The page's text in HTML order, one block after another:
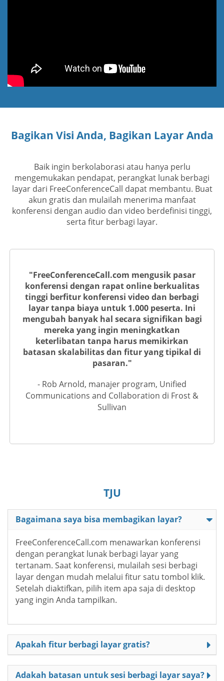
Bagikan Visi Anda, Bagikan Layar Anda
Baik ingin berkolaborasi atau hanya perlu
mengemukakan pendapat, perangkat lunak berbagi
layar dari FreeConferenceCall dapat membantu. Buat
akun gratis dan mulailah menerima manfaat
konferensi dengan audio dan video berdefinisi tinggi,
serta fitur berbagi layar.
"FreeConferenceCall.com mengusik pasar
konferensi dengan rapat online berkualitas
tinggi berfitur konferensi video dan berbagi
layar tanpa biaya untuk 1.000 peserta. Ini
mengubah banyak hal secara signifikan bagi
mereka yang ingin meningkatkan
keterlibatan tanpa harus memikirkan
batasan skalabilitas dan fitur yang tipikal di
pasaran."
- Rob Arnold, manajer program, Unified
Communications and Collaboration di Frost &
Sullivan
TJU
Bagaimana saya bisa membagikan layar?
FreeConferenceCall.com menawarkan konferensi
dengan perangkat lunak berbagi layar yang
tertanam. Saat konferensi, mulailah sesi berbagi
layar dengan mudah melalui fitur satu tombol klik.
Setelah diaktifkan, pilih item apa saja di desktop
yang ingin Anda tampilkan.
Apakah fitur berbagi layar gratis?
Adakah batasan untuk sesi berbagi layar saya?